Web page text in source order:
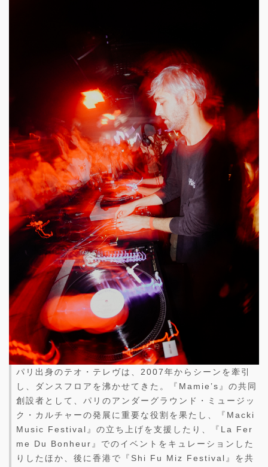
パリ出身のテオ・テレヴは、2007年からシーンを牽引
し、ダンスフロアを沸かせてきた。『Mamie’s』の共同
創設者として、パリのアンダーグラウンド・ミュージッ
ク・カルチャーの発展に重要な役割を果たし、『Macki
Music Festival』の立ち上げを支援したり、『La Fer
me Du Bonheur』でのイベントをキュレーションした
りしたほか、後に香港で『Shi Fu Miz Festival』を共